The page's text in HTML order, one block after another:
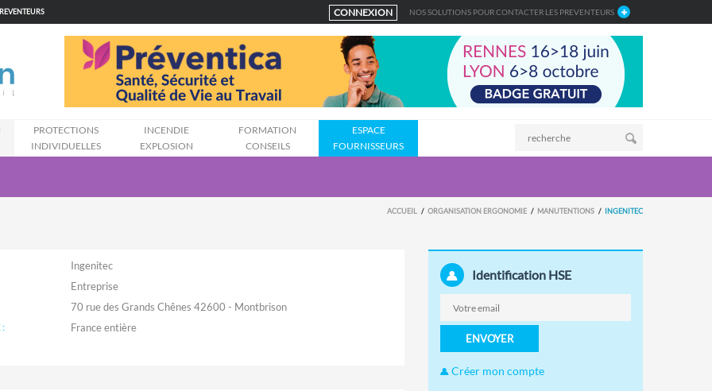
CONNEXION NOS SOLUTIONS POUR CONTACTER LES PREVENTEURS
PROTECTIONS
INDIVIDUELLES
INCENDIE
EXPLOSION
FORMATION
CONSEILS
ESPACE
FOURNISSEURS
ACCUEIL ORGANISATION ERGONOMIE MANUTENTIONS INGENITEC
Ingenitec
Entreprise
70 rue des Grands Chênes 42600 - Montbrison
:
Identification HSE
ENVOYER
Créer mon compte